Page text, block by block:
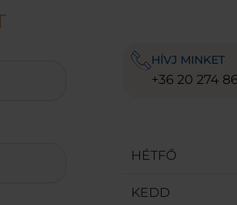
HÍVJ MINKET
+36 20 274
HÉTFŐ
KEDD